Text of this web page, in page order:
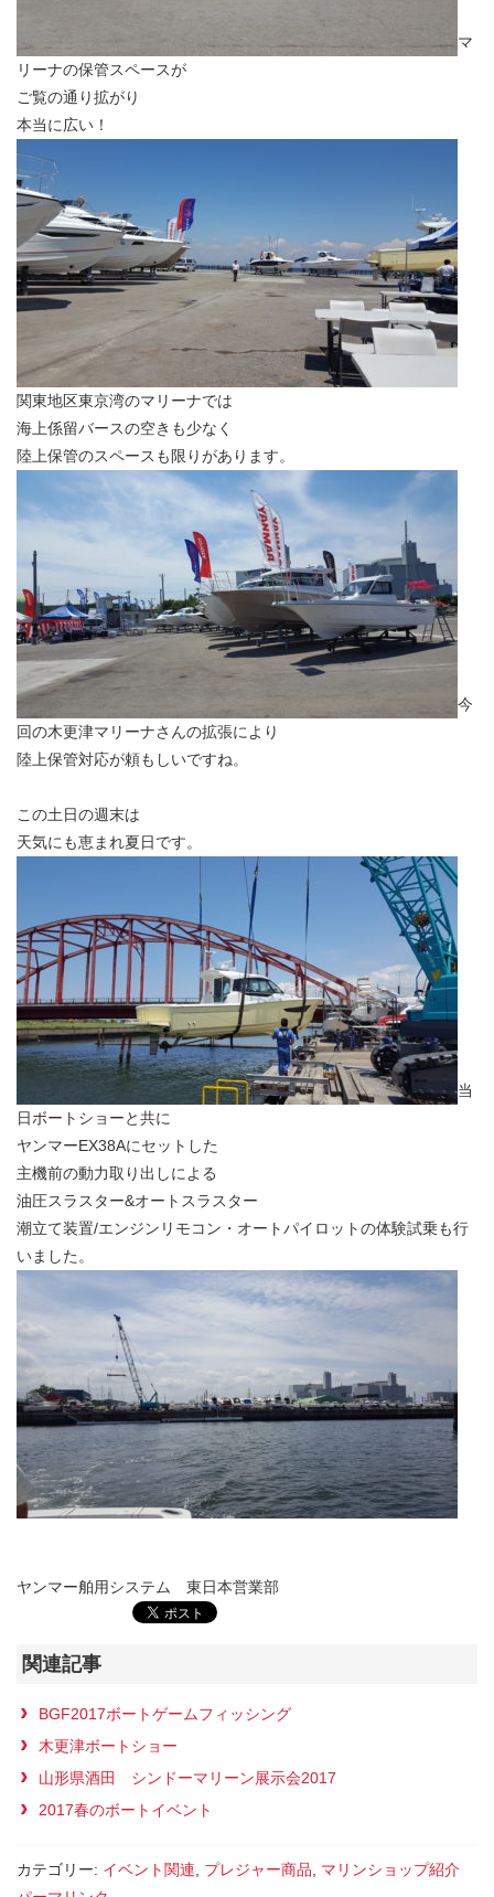
マ
リーナの保管スペースが
ご覧の通り拡がり
本当に広い！
関東地区東京湾のマリーナでは
海上係留バースの空きも少なく
陸上保管のスペースも限りがあります。
今
回の木更津マリーナさんの拡張により
陸上保管対応が頼もしいですね。
この土日の週末は
天気にも恵まれ夏日です。
当
日ボートショーと共に
ヤンマーEX38Aにセットした
主機前の動力取り出しによる
油圧スラスター&オートスラスター
潮立て装置/エンジンリモコン・オートパイロットの体験試乗も行
いました。
ヤンマー舶用システム 東日本営業部
関連記事
BGF2017ボートゲームフィッシング
木更津ボートショー
山形県酒田 シンドーマリーン展示会2017
2017春のボートイベント
カテゴリー: イベント関連 プレジャー商品
マリンショップ紹介